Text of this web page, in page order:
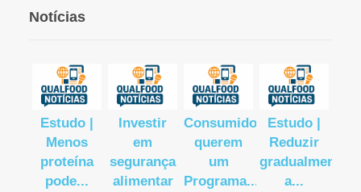
Notícias
Estudo |
Menos
proteína
pode...
Investir
em
segurança
alimentar
Consumidores
querem
um
Programa...
Estudo |
Reduzir
gradualmente
a...